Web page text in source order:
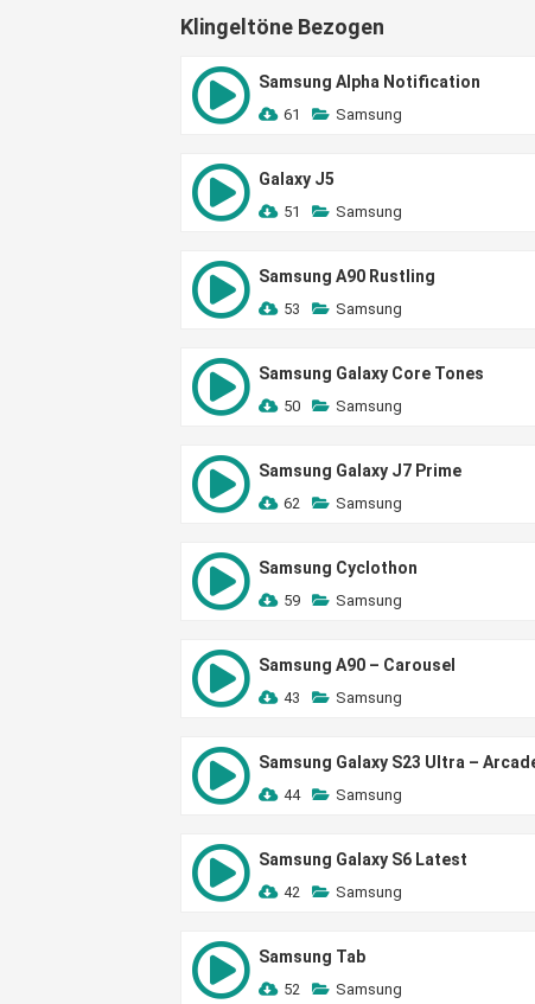
Klingeltöne Bezogen
Samsung Alpha Notification
61 Samsung
Galaxy J5
51 Samsung
Samsung A90 Rustling
53 Samsung
Samsung Galaxy Core Tones
50 Samsung
Samsung Galaxy J7 Prime
62 Samsung
Samsung Cyclothon
59 Samsung
Samsung A90 – Carousel
43 Samsung
Samsung Galaxy S23 Ultra –
44 Samsung
Samsung Galaxy S6 Latest
42 Samsung
Samsung Tab
52 Samsung